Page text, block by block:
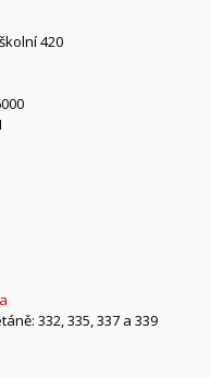
420
332, 335, 337 a 339